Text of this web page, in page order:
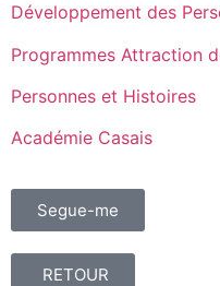
Développement des
Programmes Attraction
Personnes et Histoires
Académie Casais
Segue-me
RETOUR